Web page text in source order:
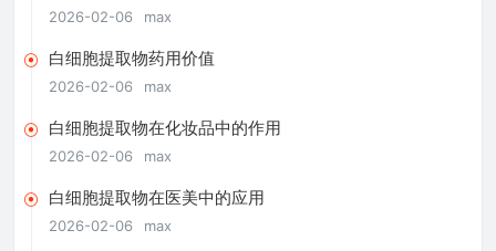
2026-02-06 max
白细胞提取物药用价值
2026-02-06 max
白细胞提取物在化妆品中的作用
2026-02-06 max
白细胞提取物在医美中的应用
2026-02-06 max